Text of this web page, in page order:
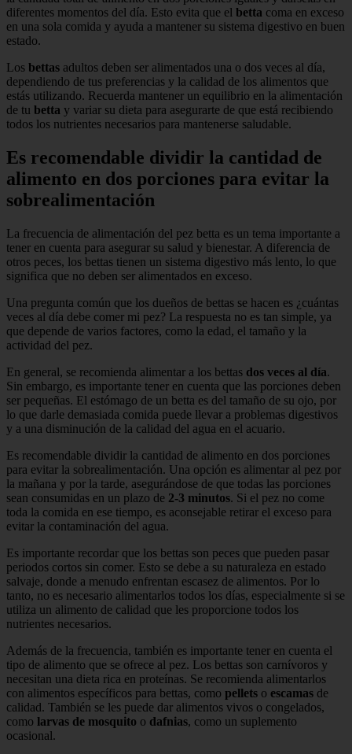
diferentes momentos del día. Esto evita que el betta coma en exceso
en una sola comida y ayuda a mantener su sistema digestivo en buen
estado.
Los bettas adultos deben ser alimentados una o dos veces al día,
dependiendo de tus preferencias y la calidad de los alimentos que
estás utilizando. Recuerda mantener un equilibrio en la alimentación
de tu betta y variar su dieta para asegurarte de que está recibiendo
todos los nutrientes necesarios para mantenerse saludable.
Es recomendable dividir la cantidad de
alimento en dos porciones para evitar la
sobrealimentación
La frecuencia de alimentación del pez betta es un tema importante a
tener en cuenta para asegurar su salud y bienestar. A diferencia de
otros peces, los bettas tienen un sistema digestivo más lento, lo que
significa que no deben ser alimentados en exceso.
Una pregunta común que los dueños de bettas se hacen es ¿cuántas
veces al día debe comer mi pez? La respuesta no es tan simple, ya
que depende de varios factores, como la edad, el tamaño y la
actividad del pez.
En general, se recomienda alimentar a los bettas dos veces al día.
Sin embargo, es importante tener en cuenta que las porciones deben
ser pequeñas. El estómago de un betta es del tamaño de su ojo, por
lo que darle demasiada comida puede llevar a problemas digestivos
y a una disminución de la calidad del agua en el acuario.
Es recomendable dividir la cantidad de alimento en dos porciones
para evitar la sobrealimentación. Una opción es alimentar al pez por
la mañana y por la tarde, asegurándose de que todas las porciones
sean consumidas en un plazo de 2-3 minutos. Si el pez no come
toda la comida en ese tiempo, es aconsejable retirar el exceso para
evitar la contaminación del agua.
Es importante recordar que los bettas son peces que pueden pasar
periodos cortos sin comer. Esto se debe a su naturaleza en estado
salvaje, donde a menudo enfrentan escasez de alimentos. Por lo
tanto, no es necesario alimentarlos todos los días, especialmente si se
utiliza un alimento de calidad que les proporcione todos los
nutrientes necesarios.
Además de la frecuencia, también es importante tener en cuenta el
tipo de alimento que se ofrece al pez. Los bettas son carnívoros y
necesitan una dieta rica en proteínas. Se recomienda alimentarlos
con alimentos específicos para bettas, como pellets o escamas de
calidad. También se les puede dar alimentos vivos o congelados,
como larvas de mosquito o dafnias, como un suplemento
ocasional.